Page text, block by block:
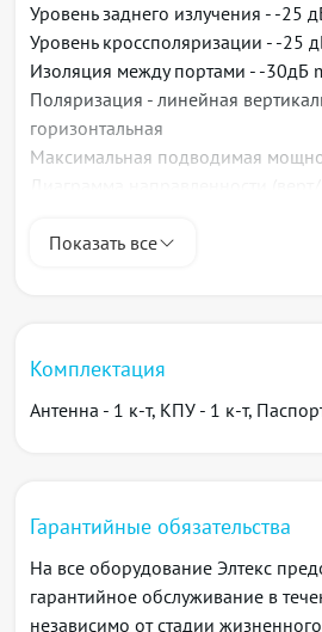
Уровень заднего излучения - -25
Уровень кроссполяризации - -25
Изоляция между портами - -30дБ
Поляризация - линейная
горизонтальная
Максимальная подводимая
Разъем - 4 х SMA (female)
Диаметр мачты крепления, мм -
Рабочая температура, °C - от -40°C
Совместимость с оборудованием
Точка доступа WOP-30L
Показать все
Комплектация
Антенна - 1 к-т, КПУ - 1 к-т,
Гарантийные обязательства
На все оборудование Элтекс
гарантийное обслуживание в
независимо от стадии